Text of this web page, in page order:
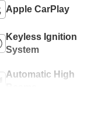
Apple CarPlay
Keyless Ignition
System
Automatic High